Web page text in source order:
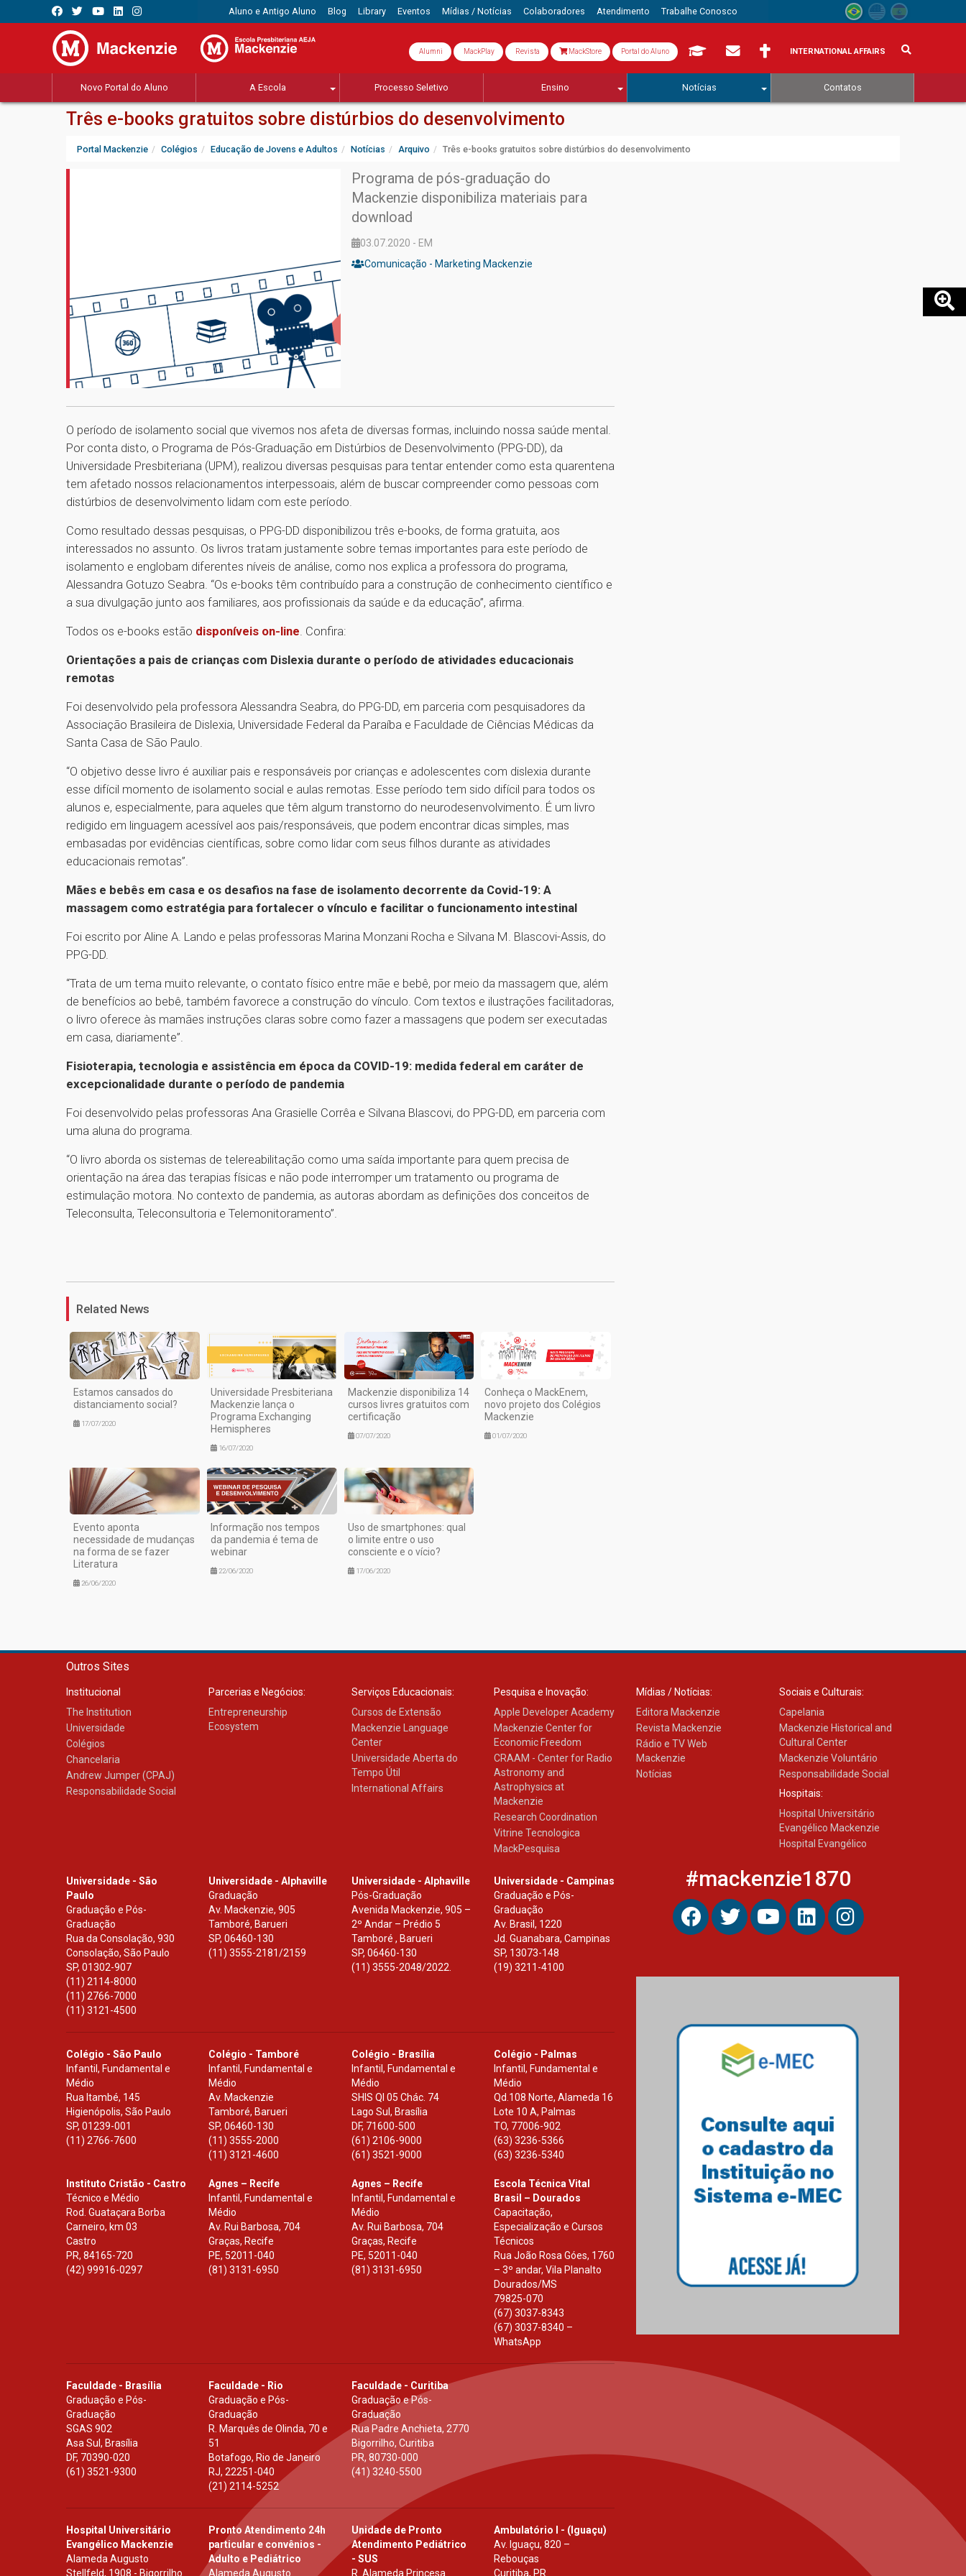
Aluno e Antigo Aluno Blog Library Eventos Mídias / Notícias Colaboradores Atendimento Trabalhe Conosco
Alumni MackPlay Revista MackStore Portal do Aluno INTERNATIONAL AFFAIRS
Novo Portal do Aluno A Escola Processo Seletivo Ensino Notícias Contatos
Três e-books gratuitos sobre distúrbios do desenvolvimento
Portal Mackenzie Colégios Educação de Jovens e Adultos Notícias Arquivo Três e-books gratuitos sobre distúrbios do desenvolvimento
Programa de pós-graduação do
Mackenzie disponibiliza materiais para
download
03.07.2020 - EM
Comunicação - Marketing Mackenzie
O período de isolamento social que vivemos nos afeta de diversas formas, incluindo nossa saúde mental.
Por conta disto, o Programa de Pós-Graduação em Distúrbios de Desenvolvimento (PPG-DD), da
Universidade Presbiteriana (UPM), realizou diversas pesquisas para tentar entender como esta quarentena
tem afetado nossos relacionamentos interpessoais, além de buscar compreender como pessoas com
distúrbios de desenvolvimento lidam com este período.
Como resultado dessas pesquisas, o PPG-DD disponibilizou três e-books, de forma gratuita, aos
interessados no assunto. Os livros tratam justamente sobre temas importantes para este período de
isolamento e englobam diferentes níveis de análise, como nos explica a professora do programa,
Alessandra Gotuzo Seabra. “Os e-books têm contribuído para a construção de conhecimento científico e
a sua divulgação junto aos familiares, aos profissionais da saúde e da educação”, afirma.
Todos os e-books estão disponíveis on-line . Confira:
Orientações a pais de crianças com Dislexia durante o período de atividades educacionais
remotas
Foi desenvolvido pela professora Alessandra Seabra, do PPG-DD, em parceria com pesquisadores da
Associação Brasileira de Dislexia, Universidade Federal da Paraíba e Faculdade de Ciências Médicas da
Santa Casa de São Paulo.
“O objetivo desse livro é auxiliar pais e responsáveis por crianças e adolescentes com dislexia durante
esse difícil momento de isolamento social e aulas remotas. Esse período tem sido difícil para todos os
alunos e, especialmente, para aqueles que têm algum transtorno do neurodesenvolvimento. É um livro
redigido em linguagem acessível aos pais/responsáveis, que podem encontrar dicas simples, mas
embasadas por evidências científicas, sobre como lidar com seus filhos durante as atividades
educacionais remotas”.
Mães e bebês em casa e os desafios na fase de isolamento decorrente da Covid-19: A
massagem como estratégia para fortalecer o vínculo e facilitar o funcionamento intestinal
Foi escrito por Aline A. Lando e pelas professoras Marina Monzani Rocha e Silvana M. Blascovi-Assis, do
PPG-DD.
“Trata de um tema muito relevante, o contato físico entre mãe e bebê, por meio da massagem que, além
de benefícios ao bebê, também favorece a construção do vínculo. Com textos e ilustrações facilitadoras,
o livro oferece às mamães instruções claras sobre como fazer a massagens que podem ser executadas
em casa, diariamente”.
Fisioterapia, tecnologia e assistência em época da COVID-19: medida federal em caráter de
excepcionalidade durante o período de pandemia
Foi desenvolvido pelas professoras Ana Grasielle Corrêa e Silvana Blascovi, do PPG-DD, em parceria com
uma aluna do programa.
“O livro aborda os sistemas de telereabilitação como uma saída importante para quem precisa de
orientação na área das terapias físicas e não pode interromper um tratamento ou programa de
estimulação motora. No contexto de pandemia, as autoras abordam as definições dos conceitos de
Teleconsulta, Teleconsultoria e Telemonitoramento”.
Related News
Estamos cansados do
distanciamento social?
17/07/2020
Universidade Presbiteriana
Mackenzie lança o
Programa Exchanging
Hemispheres
16/07/2020
Mackenzie disponibiliza 14
cursos livres gratuitos com
certificação
07/07/2020
Conheça o MackEnem,
novo projeto dos Colégios
Mackenzie
01/07/2020
Evento aponta
necessidade de mudanças
na forma de se fazer
Literatura
26/06/2020
Informação nos tempos
da pandemia é tema de
webinar
22/06/2020
Uso de smartphones: qual
o limite entre o uso
consciente e o vício?
17/06/2020
Outros Sites
Institucional
The Institution
Universidade
Colégios
Chancelaria
Andrew Jumper (CPAJ)
Responsabilidade Social
Parcerias e Negócios:
Entrepreneurship
Ecosystem
Serviços Educacionais:
Cursos de Extensão
Mackenzie Language
Center
Universidade Aberta do
Tempo Útil
International Affairs
Pesquisa e Inovação:
Apple Developer Academy
Mackenzie Center for
Economic Freedom
CRAAM - Center for Radio
Astronomy and
Astrophysics at
Mackenzie
Research Coordination
Vitrine Tecnologica
MackPesquisa
Mídias / Notícias:
Editora Mackenzie
Revista Mackenzie
Rádio e TV Web
Mackenzie
Notícias
Sociais e Culturais:
Capelania
Mackenzie Historical and
Cultural Center
Mackenzie Voluntário
Responsabilidade Social
Hospitais:
Hospital Universitário
Evangélico Mackenzie
Hospital Evangélico
Universidade - São
Paulo
Graduação e Pós-
Graduação
Rua da Consolação, 930
Consolação, São Paulo
SP, 01302-907
(11) 2114-8000
(11) 2766-7000
(11) 3121-4500
Universidade - Alphaville
Graduação
Av. Mackenzie, 905
Tamboré, Barueri
SP,06460-130
(11) 3555-2181/2159
Universidade - Alphaville
Pós-Graduação
Avenida Mackenzie, 905 –
2º Andar – Prédio 5
Tamboré , Barueri
SP, 06460-130
(11) 3555-2048/2022.
Universidade - Campinas
Graduação e Pós-
Graduação
Av. Brasil, 1220
Jd. Guanabara, Campinas
SP, 13073-148
(19) 3211-4100
Colégio - São Paulo
Infantil, Fundamental e
Médio
Rua Itambé, 145
Higienópolis, São Paulo
SP, 01239-001
(11) 2766-7600
Colégio - Tamboré
Infantil, Fundamental e
Médio
Av. Mackenzie
Tamboré, Barueri
SP,06460-130
(11) 3555-2000
(11) 3121-4600
Colégio - Brasília
Infantil, Fundamental e
Médio
SHIS Ql 05 Chác. 74
Lago Sul, Brasília
DF, 71600-500
(61) 2106-9000
(61) 3521-9000
Colégio - Palmas
Infantil, Fundamental e
Médio
Qd.108 Norte, Alameda 16
Lote 10 A, Palmas
TO, 77006-902
(63) 3236-5366
(63) 3236-5340
Instituto Cristão - Castro
Técnico e Médio
Rod. Guataçara Borba
Carneiro, km 03
Castro
PR, 84165-720
(42) 99916-0297
Agnes – Recife
Infantil, Fundamental e
Médio
Av. Rui Barbosa, 704
Graças, Recife
PE, 52011-040
(81) 3131-6950
Agnes – Recife
Infantil, Fundamental e
Médio
Av. Rui Barbosa, 704
Graças, Recife
PE, 52011-040
(81) 3131-6950
Escola Técnica Vital
Brasil – Dourados
Capacitação,
Especialização e Cursos
Técnicos
Rua João Rosa Góes, 1760
– 3º andar, Vila Planalto
Dourados/MS
79825-070
(67) 3037-8343
(67) 3037-8340 –
WhatsApp
Faculdade - Brasília
Graduação e Pós-
Graduação
SGAS 902
Asa Sul, Brasília
DF, 70390-020
(61) 3521-9300
Faculdade - Rio
Graduação e Pós-
Graduação
R. Marquês de Olinda, 70 e
51
Botafogo, Rio de Janeiro
RJ,22251-040
(21) 2114-5252
Faculdade - Curitiba
Graduação e Pós-
Graduação
Rua Padre Anchieta, 2770
Bigorrilho, Curitiba
PR, 80730-000
(41) 3240-5500
Hospital Universitário
Evangélico Mackenzie
Alameda Augusto
Stellfeld, 1908 - Bigorrilho
Pronto Atendimento 24h
particular e convênios -
Adulto e Pediátrico
Alameda Augusto
Unidade de Pronto
Atendimento Pediátrico
- SUS
R. Alameda Princesa
Ambulatório I - (Iguaçu)
Av. Iguaçu, 820 –
Rebouças
Curitiba, PR
#mackenzie1870